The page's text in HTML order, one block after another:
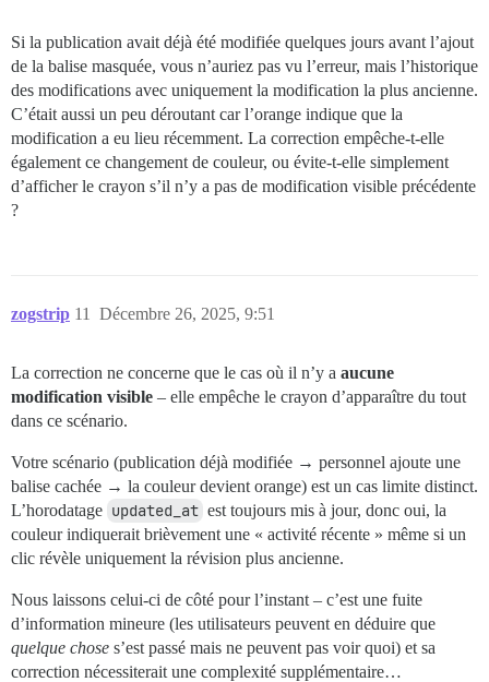
Si la publication avait déjà été modifiée quelques jours avant l’ajout
de la balise masquée, vous n’auriez pas vu l’erreur, mais l’historique
des modifications avec uniquement la modification la plus ancienne.
C’était aussi un peu déroutant car l’orange indique que la
modification a eu lieu récemment. La correction empêche-t-elle
également ce changement de couleur, ou évite-t-elle simplement
d’afficher le crayon s’il n’y a pas de modification visible précédente
?
zogstrip Décembre 26, 2025, 9:51
11
La correction ne concerne que le cas où il n’y a aucune
modification visible – elle empêche le crayon d’apparaître du tout
dans ce scénario.
Votre scénario (publication déjà modifiée → personnel ajoute une
balise cachée → la couleur devient orange) est un cas limite distinct.
L’horodatage updated_at est toujours mis à jour, donc oui, la
couleur indiquerait brièvement une « activité récente » même si un
clic révèle uniquement la révision plus ancienne.
Nous laissons celui-ci de côté pour l’instant – c’est une fuite
d’information mineure (les utilisateurs peuvent en déduire que
quelque chose s’est passé mais ne peuvent pas voir quoi) et sa
correction nécessiterait une complexité supplémentaire…